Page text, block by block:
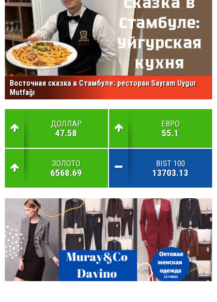
Восточная сказка в Стамбуле: ресторан Sayram Uygur
Mutfağı
ДОЛЛАР
47.58
ЕВРО
55.1
ЗОЛОТО
6568.69
BIST 100
13703.13